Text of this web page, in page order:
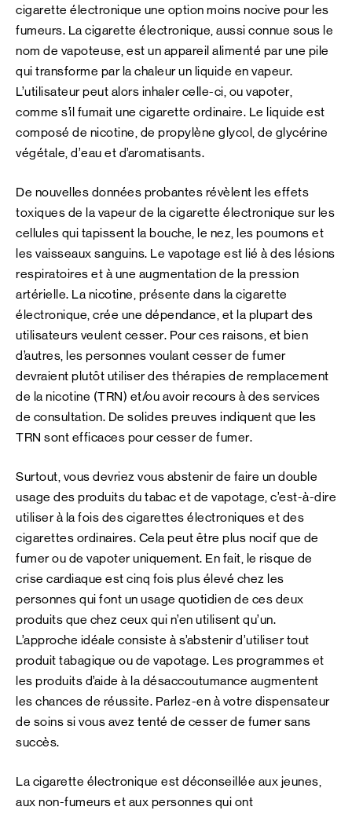
cigarette électronique une option moins nocive pour les
fumeurs. La cigarette électronique, aussi connue sous le
nom de vapoteuse, est un appareil alimenté par une pile
qui transforme par la chaleur un liquide en vapeur.
L’utilisateur peut alors inhaler celle-ci, ou vapoter,
comme s’il fumait une cigarette ordinaire. Le liquide est
composé de nicotine, de propylène glycol, de glycérine
végétale, d’eau et d’aromatisants.
De nouvelles données probantes révèlent les effets
toxiques de la vapeur de la cigarette électronique sur les
cellules qui tapissent la bouche, le nez, les poumons et
les vaisseaux sanguins. Le vapotage est lié à des lésions
respiratoires et à une augmentation de la pression
artérielle. La nicotine, présente dans la cigarette
électronique, crée une dépendance, et la plupart des
utilisateurs veulent cesser. Pour ces raisons, et bien
d’autres, les personnes voulant cesser de fumer
devraient plutôt utiliser des thérapies de remplacement
de la nicotine (TRN) et/ou avoir recours à des services
de consultation. De solides preuves indiquent que les
TRN sont efficaces pour cesser de fumer.
Surtout, vous devriez vous abstenir de faire un double
usage des produits du tabac et de vapotage, c’est-à-dire
utiliser à la fois des cigarettes électroniques et des
cigarettes ordinaires. Cela peut être plus nocif que de
fumer ou de vapoter uniquement. En fait, le risque de
crise cardiaque est cinq fois plus élevé chez les
personnes qui font un usage quotidien de ces deux
produits que chez ceux qui n’en utilisent qu’un.
L’approche idéale consiste à s’abstenir d’utiliser tout
produit tabagique ou de vapotage. Les programmes et
les produits d’aide à la désaccoutumance augmentent
les chances de réussite. Parlez-en à votre dispensateur
de soins si vous avez tenté de cesser de fumer sans
succès.
La cigarette électronique est déconseillée aux jeunes,
aux non-fumeurs et aux personnes qui ont